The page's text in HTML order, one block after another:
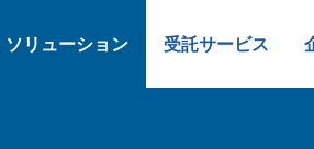
ソリューション 受託サービス